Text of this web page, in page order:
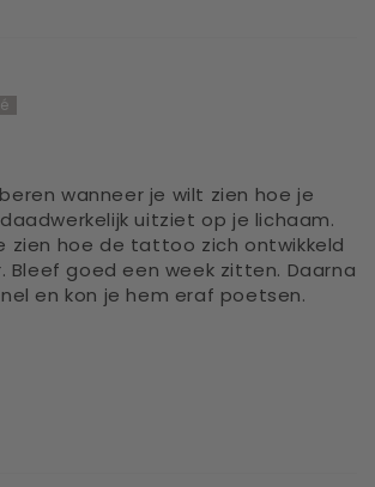
wanneer je wilt zien hoe je
uitziet op je lichaam.
zien hoe de tattoo zich ontwikkeld
Bleef goed een week zitten. Daarna
en kon je hem eraf poetsen.